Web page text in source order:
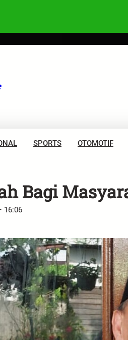
SPORTS OTOMOTIF
Bagi
16:06